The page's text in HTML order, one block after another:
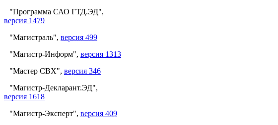
"Программа САО ГТД.ЭД",
версия 1479
"Магистраль", версия 499
"Магистр-Информ", версия 1313
"Мастер СВХ", версия 346
"Магистр-Декларант.ЭД",
версия 1618
"Магистр-Эксперт", версия 409